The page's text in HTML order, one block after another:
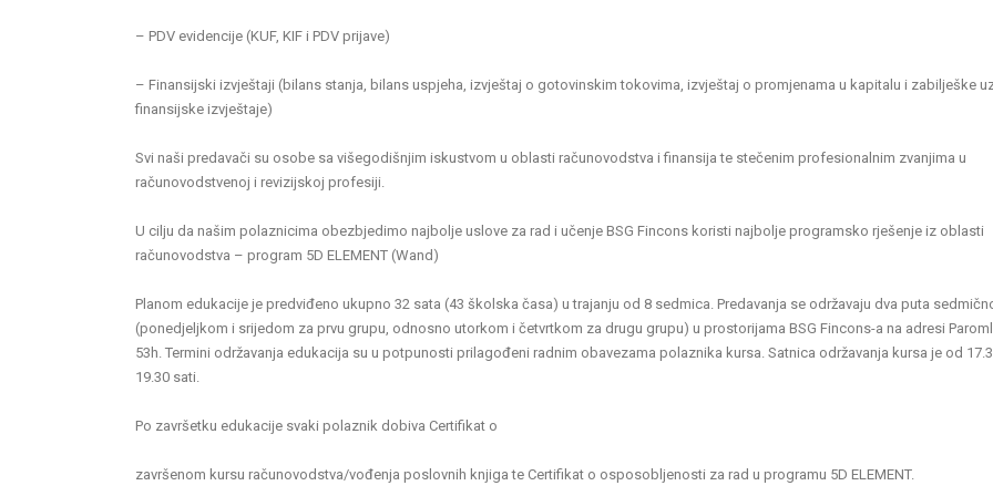
– PDV evidencije (KUF, KIF i PDV prijave)
– Finansijski izvještaji (bilans stanja, bilans uspjeha, izvještaj o gotovinskim tokovima, izvještaj o promjenama u kapitalu i zabilješke
finansijske izvještaje)
Svi naši predavači su osobe sa višegodišnjim iskustvom u oblasti računovodstva i finansija te stečenim profesionalnim zvanjima u
računovodstvenoj i revizijskoj profesiji.
U cilju da našim polaznicima obezbjedimo najbolje uslove za rad i učenje BSG Fincons koristi najbolje programsko rješenje iz oblasti
računovodstva – program 5D ELEMENT (Wand)
Planom edukacije je predviđeno ukupno 32 sata (43 školska časa) u trajanju od 8 sedmica. Predavanja se održavaju dva puta
(ponedjeljkom i srijedom za prvu grupu, odnosno utorkom i četvrtkom za drugu grupu) u prostorijama BSG Fincons-a na adresi
53h. Termini održavanja edukacija su u potpunosti prilagođeni radnim obavezama polaznika kursa. Satnica održavanja kursa je od
19.30 sati.
Po završetku edukacije svaki polaznik dobiva Certifikat o
završenom kursu računovodstva/vođenja poslovnih knjiga te Certifikat o osposobljenosti za rad u programu 5D ELEMENT.